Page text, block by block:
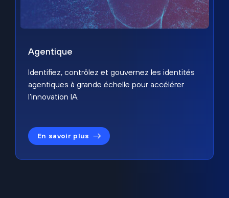
Agentique
Identifiez, contrôlez et gouvernez les identités
agentiques à grande échelle pour accélérer
l’innovation IA.
En savoir plus